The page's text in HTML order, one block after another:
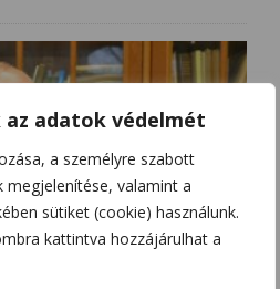
adatok védelmét
a személyre szabott
valamint a
sütiket (cookie) használunk.
kattintva hozzájárulhat a